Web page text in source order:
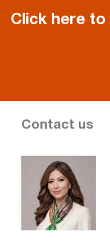
Click here to
Contact us